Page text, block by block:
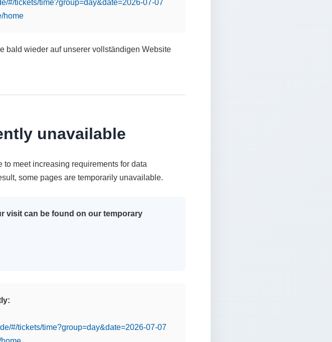
#/tickets/time?group=day&date=2026-07-07
home
bald wieder auf unserer vollständigen Website
unavailable
meet increasing requirements for data
some pages are temporarily unavailable.
visit can be found on our temporary
#/tickets/time?group=day&date=2026-07-07